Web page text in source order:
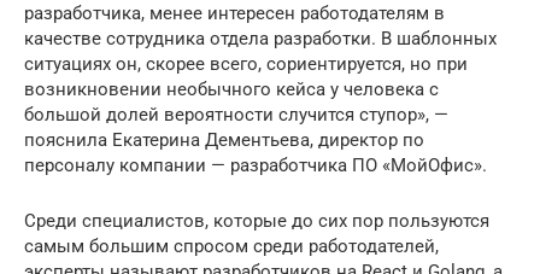
разработчика, менее интересен работодателям в
качестве сотрудника отдела разработки. В шаблонных
ситуациях он, скорее всего, сориентируется, но при
возникновении необычного кейса у человека с
большой долей вероятности случится ступор», —
пояснила Екатерина Дементьева, директор по
персоналу компании — разработчика ПО «МойОфис».
Среди специалистов, которые до сих пор пользуются
самым большим спросом среди работодателей,